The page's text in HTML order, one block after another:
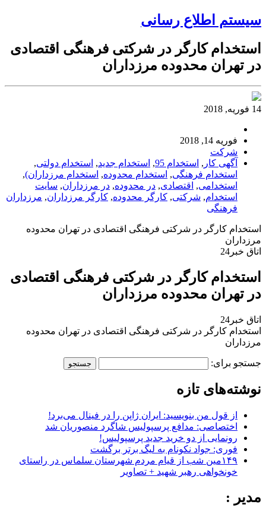
سیستم اطلاع رسانی
استخدام کارگر در شرکتی فرهنگی اقتصادی
در تهران محدوده مرزداران
14 فوریه, 2018
فوریه 14, 2018
شرکت
آگهی کار , استخدام 95 , استخدام جدید, استخدام دولتی,
استخدام فرهنگی, استخدام محدوده, استخدام مرزداران),
استخدامی, اقتصادی, در محدوده, در مرزداران, سایت
استخدام, شرکتی, کارگر محدوده, کارگر مرزداران, مرزداران
فرهنگی
استخدام کارگر در شرکتی فرهنگی اقتصادی در تهران محدوده
مرزداران
اتاق خبر24
استخدام کارگر در شرکتی فرهنگی اقتصادی
در تهران محدوده مرزداران
اتاق خبر24
استخدام کارگر در شرکتی فرهنگی اقتصادی در تهران محدوده
مرزداران
جستجو برای:
نوشته‌های تازه
از قول من بنویسید: ایران ژاپن را در فینال می‌برد!
اختصاصی: مدافع پرسپولیس شاگرد منصوریان شد
رونمایی از دو خرید جدید پرسپولیس!
فوری: جواد نکونام به لیگ برتر برگشت
۱۴۹مین شب از قیام مردم شهرستان سلماس در راستای
خونخواهی رهبر شهید + تصاویر
مدیر :